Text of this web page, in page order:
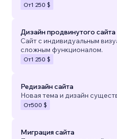
От1 250 $
Дизайн продвинутого сайта
Сайт с индивидуальным
сложным функционалом.
От1 250 $
Редизайн сайта
Новая тема и дизайн
От500 $
Миграция сайта